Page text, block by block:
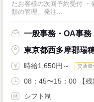
たお客様の次回予約受付 ・備品や販促物の管理、発注業務 ・申込書
類の管理、発注...
一般事務・OA事務
東京都西多摩郡瑞
時給1,650円～ 交通費
08：45〜15：00 【残
シフト制